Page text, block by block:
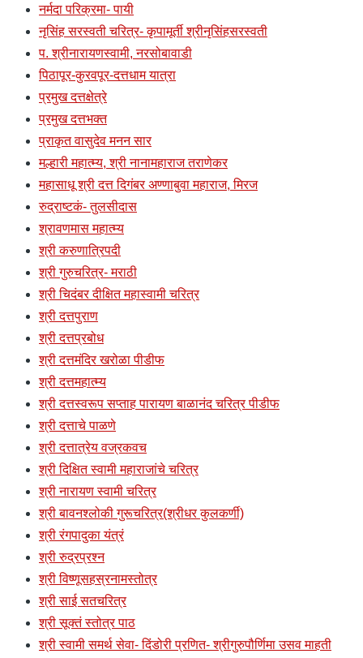
नर्मदा परिक्रमा- पायी
नृसिंह सरस्वती चरित्र- कृपामूर्ती श्रीनृसिंहसरस्वती
प. श्रीनारायणस्वामी, नरसोबावाडी
पिठापूर-कुरवपूर-दत्तधाम यात्रा
प्रमुख दत्तक्षेत्रे
प्रमुख दत्तभक्त
प्राकृत वासुदेव मनन सार
मल्हारी महात्म्य, श्री नानामहाराज तराणेकर
महासाधू श्री दत्त दिगंबर अण्णाबुवा महाराज, मिरज
रुद्राष्टकं- तुलसीदास
श्रावणमास महात्म्य
श्री करुणात्रिपदी
श्री गुरुचरित्र- मराठी
श्री चिदंबर दीक्षित महास्वामी चरित्र
श्री दत्तपुराण
श्री दत्तप्रबोध
श्री दत्तमंदिर खरोळा पीडीफ
श्री दत्तमहात्म्य
श्री दत्तस्वरूप सप्ताह पारायण बाळानंद चरित्र पीडीफ
श्री दत्ताचे पाळणे
श्री दत्तात्रेय वज्रकवच
श्री दिक्षित स्वामी महाराजांचे चरित्र
श्री नारायण स्वामी चरित्र
श्री बावनश्लोकी गुरूचरित्र(श्रीधर कुलकर्णी)
श्री रंगपादुका यंत्रं
श्री रुद्रप्रश्न
श्री विष्णूसहस्रनामस्तोत्र
श्री साई सतचरित्र
श्री सूक्तं स्तोत्र पाठ
श्री स्वामी समर्थ सेवा- दिंडोरी प्रणित- श्रीगुरुपौर्णिमा उसव माहती